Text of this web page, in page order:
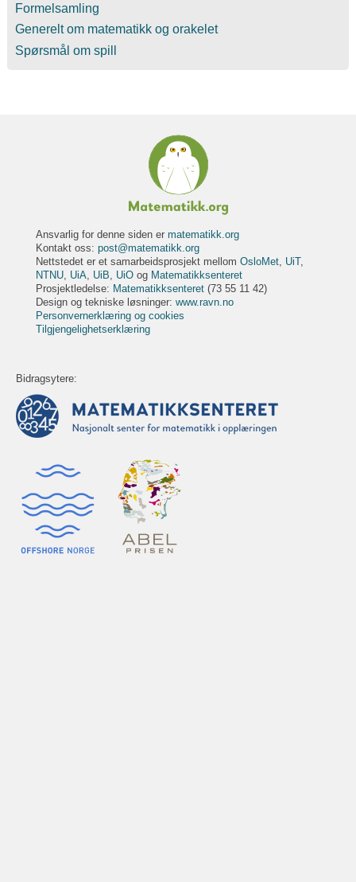
Formelsamling
Generelt om matematikk og orakelet
Spørsmål om spill
Ansvarlig for denne siden er matematikk.org
Kontakt oss: post@matematikk.org
Nettstedet er et samarbeidsprosjekt mellom OsloMet, UiT,
NTNU, UiA, UiB UiOog Matematikksenteret
Prosjektledelse: Matematikksenteret(73 55 11 42)
Design og tekniske løsninger: www.ravn.no
Personvernerklæring og cookies
Tilgjengelighetserklæring
Bidragsytere: